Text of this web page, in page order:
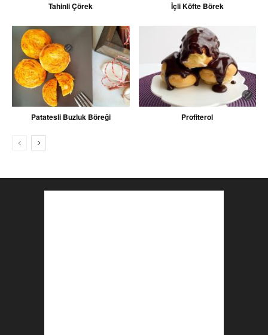
Tahinli Çörek İçli Köfte Börek
Patatesli Buzluk Böreği Profiterol